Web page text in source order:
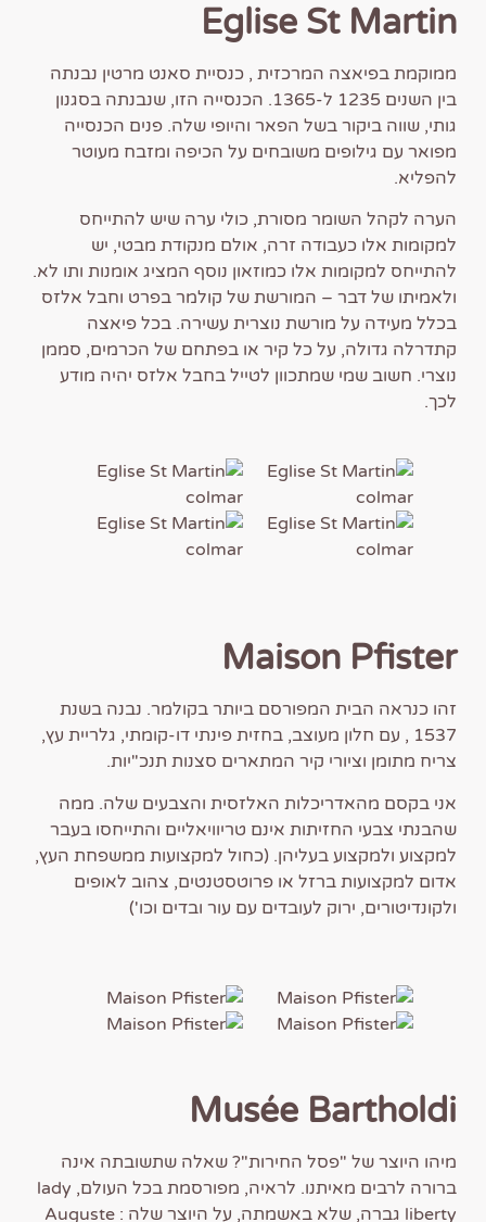
Eglise St Martin
ממוקמת בפיאצה המרכזית , כנסיית סאנט מרטין נבנתה
בין השנים 1235 ל-1365. הכנסייה הזו, שנבנתה בסגנון
גותי, שווה ביקור בשל הפאר והיופי שלה. פנים הכנסייה
מפואר עם גילופים משובחים על הכיפה ומזבח מעוטר
להפליא.
הערה לקהל השומר מסורת, כולי ערה שיש להתייחס
למקומות אלו כעבודה זרה, אולם מנקודת מבטי, יש
להתייחס למקומות אלו כמוזאון נוסף המציג אומנות ותו לא.
ולאמיתו של דבר – המורשת של קולמר בפרט וחבל אלזס
בכלל מעידה על מורשת נוצרית עשירה. בכל פיאצה
קתדרלה גדולה, על כל קיר או בפתחם של הכרמים, סממן
נוצרי. חשוב שמי שמתכוון לטייל בחבל אלזס יהיה מודע
לכך.
Maison Pfister
זהו כנראה הבית המפורסם ביותר בקולמר. נבנה בשנת
1537 , עם חלון מעוצב, בחזית פינתי דו-קומתי, גלריית עץ,
צריח מתומן וציורי קיר המתארים סצנות תנכ"יות.
אני בקסם מהאדריכלות האלזסית והצבעים שלה. ממה
שהבנתי צבעי החזיתות אינם טריוויאליים והתייחסו בעבר
למקצוע ולמקצוע בעליהן. (כחול למקצועות ממשפחת העץ,
אדום למקצועות ברזל או פרוטסטנטים, צהוב לאופים
ולקונדיטורים, ירוק לעובדים עם עור ובדים וכו')
Musée Bartholdi
מיהו היוצר של "פסל החירות"? שאלה שתשובתה אינה
ברורה לרבים מאיתנו. לראיה, מפורסמת בכל העולם, lady
liberty גברה, שלא באשמתה, על היוצר שלה : Auguste